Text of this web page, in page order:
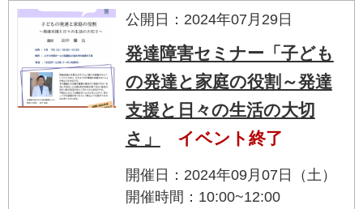
公開日：2024年07月29日
発達障害セミナー「子ども
の発達と家庭の役割～発達
支援と日々の生活の大切
さ」
イベント終了
開催日：2024年09月07日（土）
開催時間：10:00~12:00